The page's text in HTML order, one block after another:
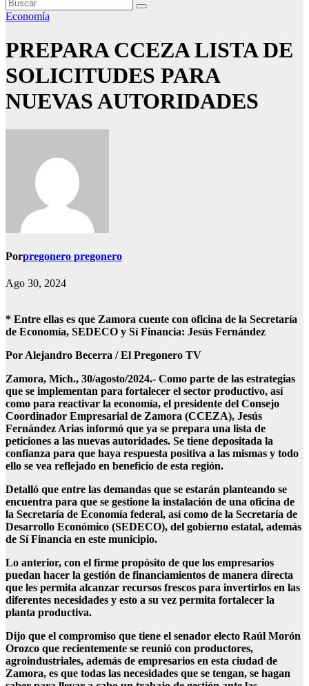
Economía
PREPARA CCEZA LISTA DE
SOLICITUDES PARA
NUEVAS AUTORIDADES
Porpregonero pregonero
Ago 30, 2024
* Entre ellas es que Zamora cuente con oficina de la Secretaría
de Economía, SEDECO y Sí Financia: Jesús Fernández
Por Alejandro Becerra / El Pregonero TV
Zamora, Mich., 30/agosto/2024.- Como parte de las estrategias
que se implementan para fortalecer el sector productivo, así
como para reactivar la economía, el presidente del Consejo
Coordinador Empresarial de Zamora (CCEZA), Jesús
Fernández Arias informó que ya se prepara una lista de
peticiones a las nuevas autoridades. Se tiene depositada la
confianza para que haya respuesta positiva a las mismas y todo
ello se vea reflejado en beneficio de esta región.
Detalló que entre las demandas que se estarán planteando se
encuentra para que se gestione la instalación de una oficina de
la Secretaría de Economía federal, así como de la Secretaría de
Desarrollo Económico (SEDECO), del gobierno estatal, además
de Sí Financia en este municipio.
Lo anterior, con el firme propósito de que los empresarios
puedan hacer la gestión de financiamientos de manera directa
que les permita alcanzar recursos frescos para invertirlos en las
diferentes necesidades y esto a su vez permita fortalecer la
planta productiva.
Dijo que el compromiso que tiene el senador electo Raúl Morón
Orozco que recientemente se reunió con productores,
agroindustriales, además de empresarios en esta ciudad de
Zamora, es que todas las necesidades que se tengan, se hagan